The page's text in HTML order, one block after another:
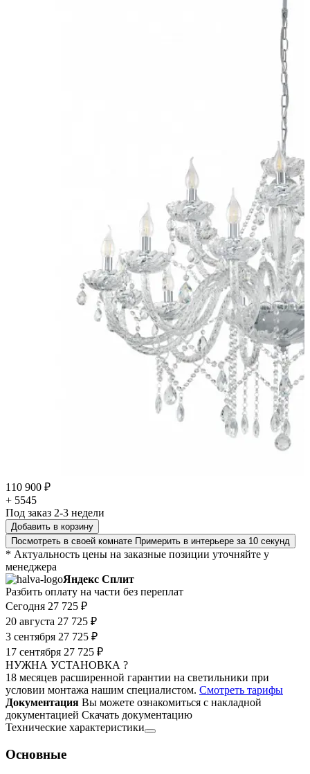
110 900 ₽
+ 5545
Под заказ 2-3 недели
Добавить в корзину
Посмотреть в своей комнате Примерить в интерьере за 10 секунд
* Актуальность цены на заказные позиции уточняйте у
менеджера
Яндекс Сплит
Разбить оплату на части без переплат
Сегодня 27 725 ₽
20 августа 27 725 ₽
3 сентября 27 725 ₽
17 сентября 27 725 ₽
НУЖНА УСТАНОВКА ?
18 месяцев расширенной гарантии на светильники при
условии монтажа нашим специалистом. Смотреть тарифы
Документация Вы можете ознакомиться с накладной
документацией Скачать документацию
Технические характеристики
Основные